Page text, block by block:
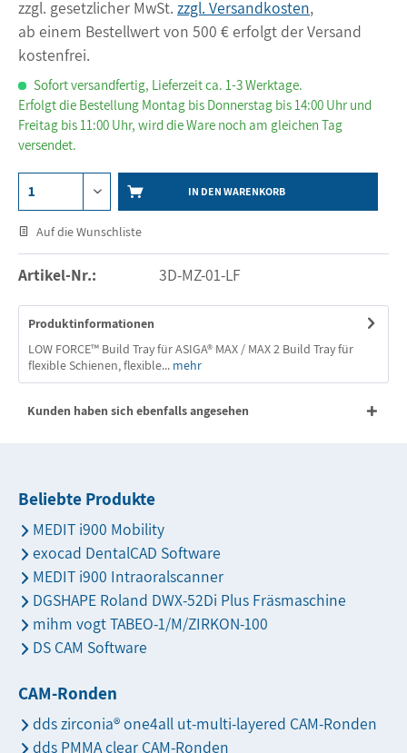
zzgl. gesetzlicher MwSt. zzgl. Versandkosten,
ab einem Bestellwert von 500 € erfolgt der Versand
kostenfrei.
Sofort versandfertig, Lieferzeit ca. 1-3 Werktage.
Erfolgt die Bestellung Montag bis Donnerstag bis 14:00 Uhr und
Freitag bis 11:00 Uhr, wird die Ware noch am gleichen Tag
versendet.
IN DEN WARENKORB
Auf die Wunschliste
Artikel-Nr.: 3D-MZ-01-LF
Produktinformationen
LOW FORCE™ Build Tray für ASIGA® MAX / MAX 2 Build Tray für
flexible Schienen, flexible... mehr
Kunden haben sich ebenfalls angesehen
Beliebte Produkte
MEDIT i900 Mobility
exocad DentalCAD Software
MEDIT i900 Intraoralscanner
DGSHAPE Roland DWX-52Di Plus Fräsmaschine
mihm vogt TABEO-1/M/ZIRKON-100
DS CAM Software
CAM-Ronden
dds zirconia® one4all ut-multi-layered CAM-Ronden
dds PMMA clear CAM-Ronden